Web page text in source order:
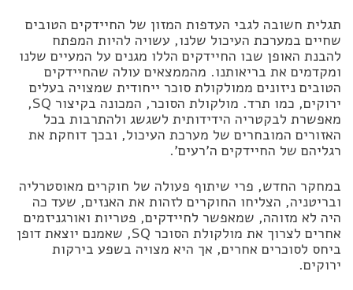
תגלית חשובה לגבי העדפות המזון של החיידקים הטובים
שחיים במערכת העיכול שלנו, עשויה להיות המפתח
להבנת האופן שבו החיידקים הללו מגנים על המעיים שלנו
ומקדמים את בריאותנו. מהממצאים עולה שהחיידקים
הטובים ניזונים ממולקולת סוכר ייחודית שמצויה בעלים
ירוקים, כמו תרד. מולקולת הסוכר, המכונה בקיצור SQ,
מאפשרת לבקטריה הידידותית לשגשג ולהתרבות בכל
האזורים המובחרים של מערכת העיכול, ובכך דוחקת את
רגליהם של החיידקים ה’רעים’.
במחקר החדש, פרי שיתוף פעולה של חוקרים מאוסטרליה
ובריטניה, הצליחו החוקרים לזהות את האנזים, שעד כה
היה לא מזוהה, שמאפשר לחיידקים, פטריות ואורגניזמים
אחרים לצרוך את מולקולת הסוכר SQ, שאמנם יוצאת דופן
ביחס לסוכרים אחרים, אך היא מצויה בשפע בירקות
ירוקים.